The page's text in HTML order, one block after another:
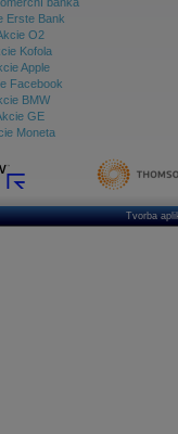
Erste Bank
O2
Kofola
Apple
Facebook
BMW
GE
Moneta
Tvorba